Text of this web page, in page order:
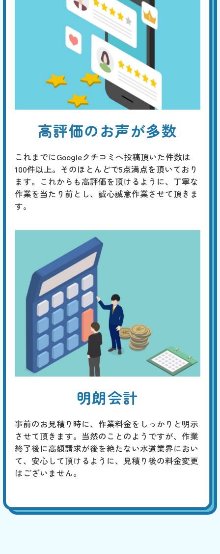
高評価のお声が多数
これまでにGoogleクチコミへ投稿頂いた件数は
100件以上。そのほとんどで5点満点を頂いており
ます。これからも高評価を頂けるように、丁寧な
作業を当たり前とし、誠心誠意作業させて頂きま
す。
明朗会計
事前のお見積り時に、作業料金をしっかりと明示
させて頂きます。当然のことのようですが、作業
終了後に高額請求が後を絶たない水道業界におい
て、安心して頂けるように、見積り後の料金変更
はございません。